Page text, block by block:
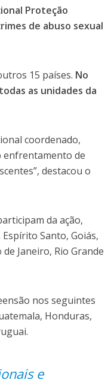
Proteção
de abuso sexual
15 países. No
as unidades da
coordenado,
enfrentamento de
destacou o
da ação,
Santo, Goiás,
Janeiro, Rio Grande
nos seguintes
Honduras,
e